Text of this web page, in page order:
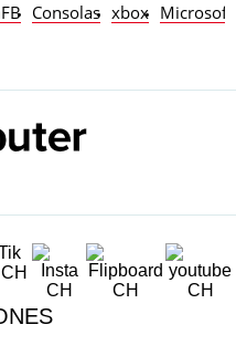
Consolas xbox Microsoft